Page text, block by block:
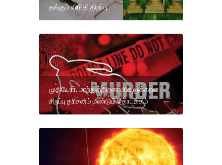
தங்கும் விடுதி திறப்பு.
முதியோர், மாற்றுத்திறனாளிகளுக்கான
சிறப்பு தரிசனம் மீண்டும் தொடக்கம்